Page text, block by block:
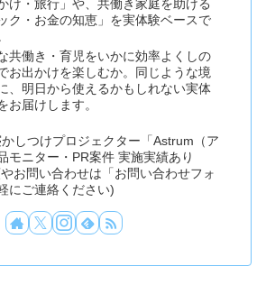
け・旅行」や、共働き家庭を助ける
ク・お金の知恵」を実体験ベースで
共働き・育児をいかに効率よくしの
お出かけを楽しむか。同じような境
、明日から使えるかもしれない実体
お届けします。
しつけプロジェクター「Astrum（ア
モニター・PR案件 実施実績あり
お問い合わせは「お問い合わせフォ
にご連絡ください)